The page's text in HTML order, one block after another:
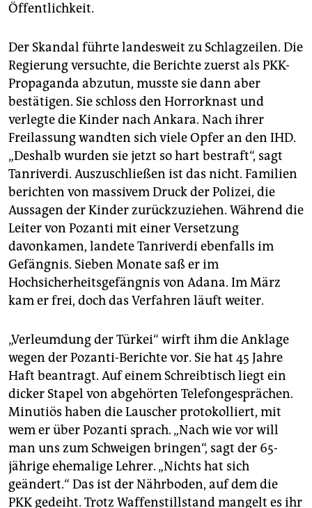
Öffentlichkeit.
Der Skandal führte landesweit zu Schlagzeilen. Die
Regierung versuchte, die Berichte zuerst als PKK-
Propaganda abzutun, musste sie dann aber
bestätigen. Sie schloss den Horrorknast und
verlegte die Kinder nach Ankara. Nach ihrer
Freilassung wandten sich viele Opfer an den IHD.
„Deshalb wurden sie jetzt so hart bestraft“, sagt
Tanriverdi. Auszuschließen ist das nicht. Familien
berichten von massivem Druck der Polizei, die
Aussagen der Kinder zurückzuziehen. Während die
Leiter von Pozanti mit einer Versetzung
davonkamen, landete Tanriverdi ebenfalls im
Gefängnis. Sieben Monate saß er im
Hochsicherheitsgefängnis von Adana. Im März
kam er frei, doch das Verfahren läuft weiter.
„Verleumdung der Türkei“ wirft ihm die Anklage
wegen der Pozanti-Berichte vor. Sie hat 45 Jahre
Haft beantragt. Auf einem Schreibtisch liegt ein
dicker Stapel von abgehörten Telefongesprächen.
Minutiös haben die Lauscher protokolliert, mit
wem er über Pozanti sprach. „Nach wie vor will
man uns zum Schweigen bringen“, sagt der 65-
jährige ehemalige Lehrer. „Nichts hat sich
geändert.“ Das ist der Nährboden, auf dem die
PKK gedeiht. Trotz Waffenstillstand mangelt es ihr